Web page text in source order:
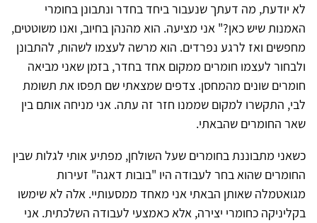
לא יודעת, מה דעתך שנעבור ביחד בחדר ונתבונן בחומרי
האמנות שיש כאן?" אני מציעה. הוא מהנהן בחיוב, ואנו משוטטים,
מחפשים ואז לרגע נפרדים. הוא מרשה לעצמו לשהות, להתבונן
ולבחור לעצמו חומרים ממקום אחד בחדר, בזמן שאני מביאה
חומרים שונים מהמחסן. צדפים שמצאתי שם תפסו את תשומת
לבי, התקשרו למקום שממנו חזר זה עתה. אני מניחה אותם בין
שאר החומרים שהבאתי.
כשאני מתבוננת בחומרים שעל השולחן, מפתיע אותי לגלות שבין
החומרים שהוא בחר לעבודה היו "בובות דאגה" זעירות
מגואטמלה שאותן הבאתי אני מאחד ממסעותיי. אלה לא שימשו
בקליניקה כחומרי יצירה, אלא כאמצעי לעבודה השלכתית. אני